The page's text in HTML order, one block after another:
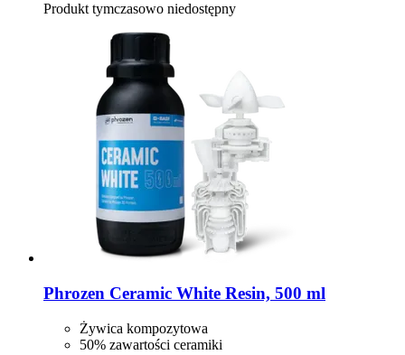
Produkt tymczasowo niedostępny
Phrozen Ceramic White Resin, 500 ml
Żywica kompozytowa
50% zawartości ceramiki